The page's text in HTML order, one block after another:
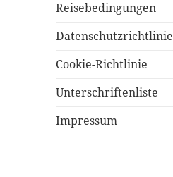
Reisebedingungen
Datenschutzrichtlinie
Cookie-Richtlinie
Unterschriftenliste
Impressum